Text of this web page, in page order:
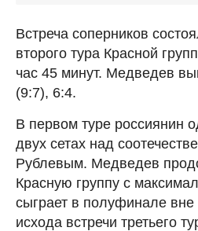
Встреча соперников
второго тура Красной
час 45 минут. Медведев
(9:7), 6:4.
В первом туре россиянин
двух сетах над
Рублевым. Медведев
Красную группу с
сыграет в полуфинале вне
исхода встречи третьего